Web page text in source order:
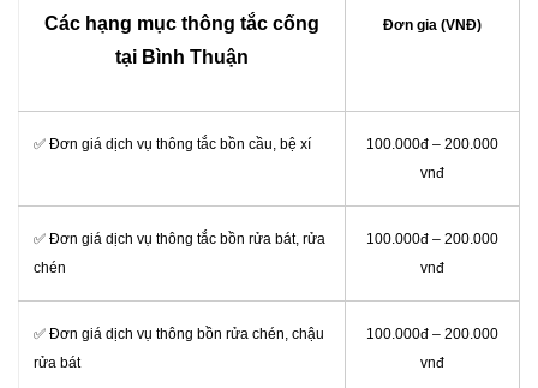
Các hạng mục thông tắc cống
tại Bình Thuận
Đơn gia (VNĐ)
✅ Đơn giá dịch vụ thông tắc bồn cầu, bệ xí
100.000đ – 200.000
vnđ
✅ Đơn giá dịch vụ thông tắc bồn rửa bát, rửa
chén
100.000đ – 200.000
vnđ
✅ Đơn giá dịch vụ thông bồn rửa chén, chậu
rửa bát
100.000đ – 200.000
vnđ